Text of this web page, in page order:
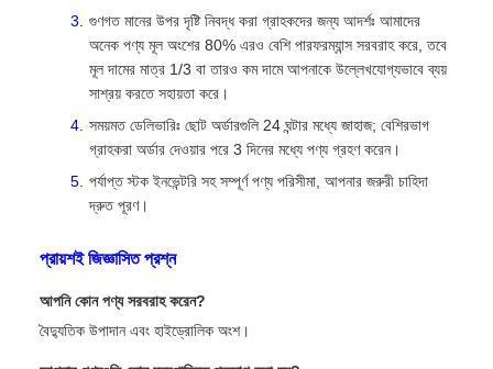
গুণগত মানের উপর দৃষ্টি নিবদ্ধ করা গ্রাহকদের জন্য আদর্শঃ আমাদের
অনেক পণ্য মূল অংশের 80% এরও বেশি পারফরম্যান্স সরবরাহ করে, তবে
মূল দামের মাত্র 1/3 বা তারও কম দামে আপনাকে উল্লেখযোগ্যভাবে ব্যয়
সাশ্রয় করতে সহায়তা করে।
সময়মত ডেলিভারিঃ ছোট অর্ডারগুলি 24 ঘন্টার মধ্যে জাহাজ; বেশিরভাগ
গ্রাহকরা অর্ডার দেওয়ার পরে 3 দিনের মধ্যে পণ্য গ্রহণ করেন।
পর্যাপ্ত স্টক ইনভেন্টরি সহ সম্পূর্ণ পণ্য পরিসীমা, আপনার জরুরী চাহিদা
দ্রুত পূরণ।
প্রায়শই জিজ্ঞাসিত প্রশ্ন
আপনি কোন পণ্য সরবরাহ করেন?
বৈদ্যুতিক উপাদান এবং হাইড্রোলিক অংশ।